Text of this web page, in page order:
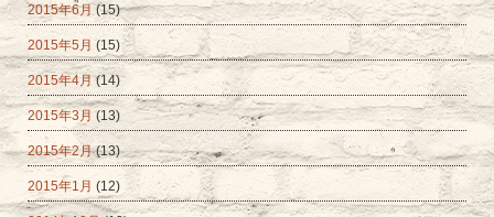
2015年6月 (15)
2015年5月 (15)
2015年4月 (14)
2015年3月 (13)
2015年2月(13)
2015年1月 (12)